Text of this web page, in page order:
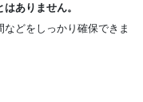
ありません。
どをしっかり確保できま